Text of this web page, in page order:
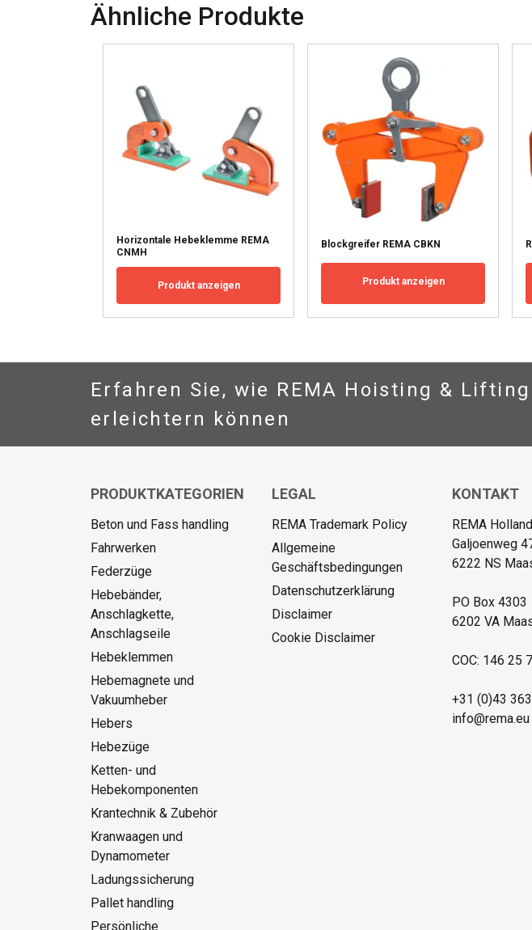
Ähnliche Produkte
Horizontale Hebeklemme REMA
CNMH
Produkt anzeigen
Blockgreifer REMA CBKN
Produkt anzeigen
Erfahren Sie, wie REMA Hoisting &
erleichtern können
PRODUKTKATEGORIEN
Beton und Fass handling
Fahrwerken
Federzüge
Hebebänder,
Anschlagkette,
Anschlagseile
Hebeklemmen
Hebemagnete und
Vakuumheber
Hebers
Hebezüge
Ketten- und
Hebekomponenten
Krantechnik & Zubehör
Kranwaagen und
Dynamometer
Ladungssicherung
Pallet handling
Persönliche
LEGAL
REMA Trademark Policy
Allgemeine
Geschäftsbedingungen
Datenschutzerklärung
Disclaimer
Cookie Disclaimer
KONTAKT
REMA
Galjoenweg
6222 NS
PO Box 4303
6202 VA
COC: 146 25
+31 (0)43
info@rema.eu
Diese Webseite verwendet Cookies.
Wir verwenden Cookies, um Inhalte und
analysieren. Wir geben Informationen über Ihre
Analysepartner weiter, die diese möglicherweise
bereitgestellt haben oder die sie im Rahmen Ihrer
Unbedingt
erforderlich
Performance
DETAILS ANZEIGEN